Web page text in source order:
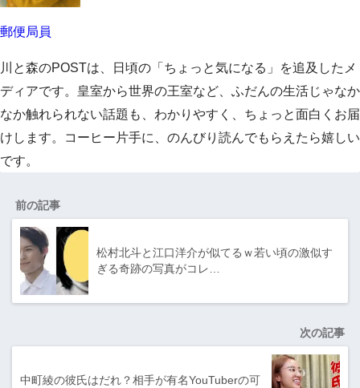
郵便局員
川と森のPOSTは、日頃の「ちょっと気になる」を追及したメ
ディアです。皇室から世界の王室など、ふだんの生活じゃなか
なか触れられない話題も、わかりやすく、ちょっと面白くお届
けします。コーヒー片手に、のんびり読んでもらえたら嬉しい
です。
前の記事
松村北斗と江口洋介が似てるｗ若い頃の激似す
ぎる奇跡の写真がコレ…
次の記事
中町綾の彼氏はだれ？相手が有名YouTuberの可